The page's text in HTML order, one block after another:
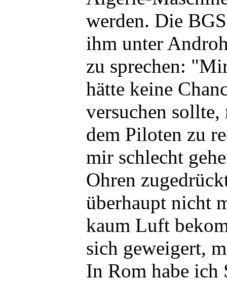
werden. Die
ihm unter
zu sprechen:
hätte keine
versuchen sollte,
dem Piloten zu
mir schlecht
Ohren
überhaupt nicht
kaum Luft
sich geweigert,
In Rom habe ich